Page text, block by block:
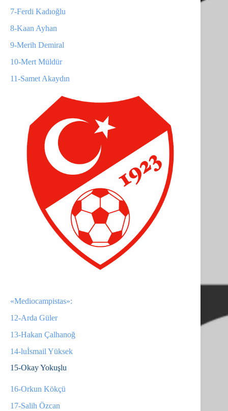
7-Ferdi Kadıoğlu
8-Kaan Ayhan
9-Merih Demiral
10-Mert Müldür
11-Samet Akaydın
«Mediocampistas»:
12-Arda Güler
13-Hakan Çalhanoğ
14-luİsmail Yüksek
15-Okay Yokuşlu
16-Orkun Kökçü
17-Salih Özcan